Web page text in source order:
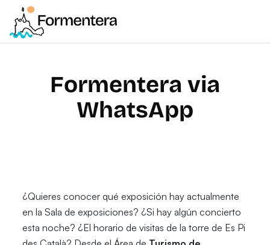
Formentera via
WhatsApp
¿Quieres conocer qué exposición hay actualmente
en la Sala de exposiciones? ¿Si hay algún concierto
esta noche? ¿El horario de visitas de la torre de Es Pi